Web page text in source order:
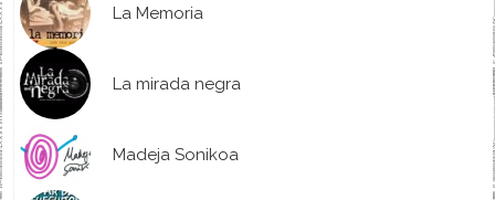
La Memoria
La mirada negra
Madeja Sonikoa